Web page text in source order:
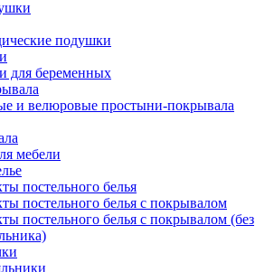
подушки
для беременных
и велюровые простыни-покрывала
мебели
постельного белья
постельного белья с покрывалом
постельного белья с покрывалом (без